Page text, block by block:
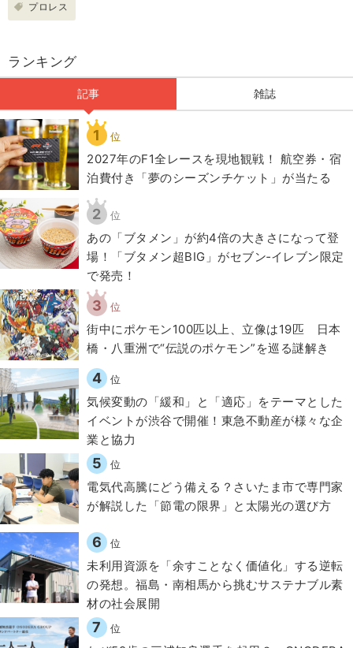
プロレス
ランキング
記事 雑誌
1 位
2027年のF1全レースを現地観戦！ 航空券・宿
泊費付き「夢のシーズンチケット」が当たる
2 位
あの「ブタメン」が約4倍の大きさになって登
場！「ブタメン超BIG」がセブン‐イレブン限定
で発売！
3 位
街中にポケモン100匹以上、立像は19匹 日本
橋・八重洲で“伝説のポケモン”を巡る謎解き
4 位
気候変動の「緩和」と「適応」をテーマとした
イベントが渋谷で開催！東急不動産が様々な企
業と協力
5 位
電気代高騰にどう備える？さいたま市で専門家
が解説した「節電の限界」と太陽光の選び方
6 位
​​未利用資源を「余すことなく価値化」する逆転
の発想。福島・南相馬から挑むサステナブル素
材の社会展開​
7 位